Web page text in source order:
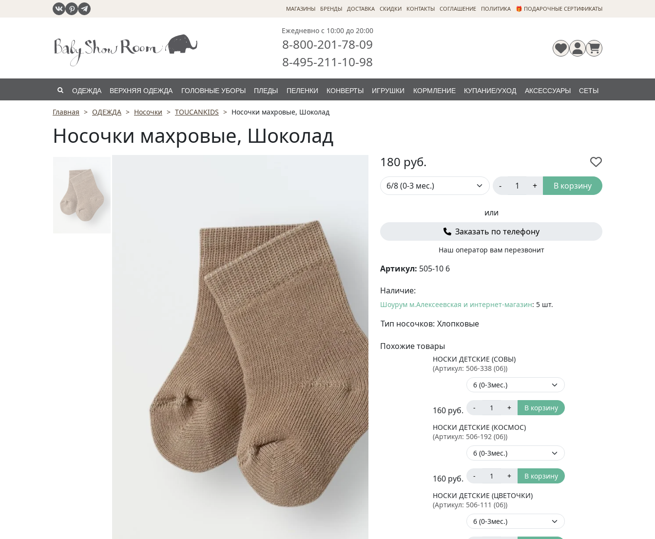
МАГАЗИНЫ БРЕНДЫ ДОСТАВКА СКИДКИ КОНТАКТЫ CОГЛАШЕНИЕ ПОЛИТИКА 🎁 ПОДАРОЧНЫЕ СЕРТИФИКАТЫ
Ежедневно с 10:00 до 20:00
8-800-201-78-09
8-495-211-10-98
ОДЕЖДА ВЕРХНЯЯ ОДЕЖДА ГОЛОВНЫЕ УБОРЫ ПЛЕДЫ ПЕЛЕНКИ КОНВЕРТЫ ИГРУШКИ КОРМЛЕНИЕ КУПАНИЕ/УХОД АКСЕССУАРЫ СЕТЫ
РАСПРОДАЖА
Главная ОДЕЖДА Носочки TOUCANKIDS Носочки махровые, Шоколад
Носочки махровые, Шоколад
180 руб.
- + В корзину
или
Заказать по телефону
Наш оператор вам перезвонит
Артикул: 505-10 6
Наличие:
Шоурум м.Алексеевская и интернет-магазин: 5 шт.
Тип носочков: Хлопковые
Похожие товары
НОСКИ ДЕТСКИЕ (СОВЫ)
(Артикул: 506-338 (06))
160 руб. - + В корзину
НОСКИ ДЕТСКИЕ (КОСМОС)
(Артикул: 506-192 (06))
160 руб. - + В корзину
НОСКИ ДЕТСКИЕ (ЦВЕТОЧКИ)
(Артикул: 506-111 (06))